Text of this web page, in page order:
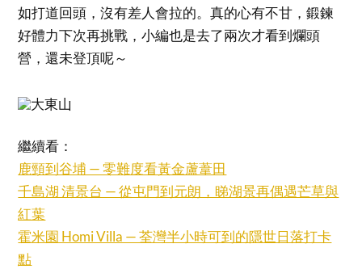
如打道回頭，沒有差人會拉的。真的心有不甘，鍛鍊
好體力下次再挑戰，小編也是去了兩次才看到爛頭
營，還未登頂呢～
繼續看：
鹿頸到谷埔 — 零難度看黃金蘆葦田
千島湖 清景台 — 從屯門到元朗，睇湖景再偶遇芒草與
紅葉
霍米園 Homi Villa — 荃灣半小時可到的隱世日落打卡
點